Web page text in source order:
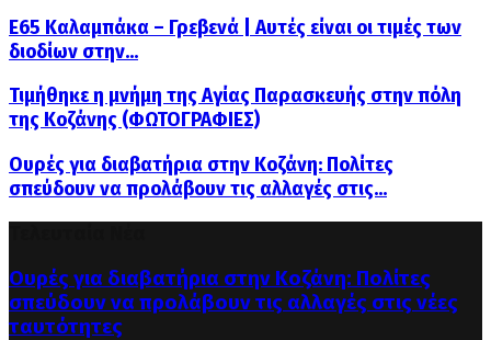
Ε65 Καλαμπάκα – Γρεβενά | Αυτές είναι οι τιμές των
διοδίων στην...
Τιμήθηκε η μνήμη της Αγίας Παρασκευής στην πόλη
της Κοζάνης (ΦΩΤΟΓΡΑΦΙΕΣ)
Ουρές για διαβατήρια στην Κοζάνη: Πολίτες
σπεύδουν να προλάβουν τις αλλαγές στις...
Ουρές για διαβατήρια στην Κοζάνη: Πολίτες
σπεύδουν να προλάβουν τις αλλαγές στις νέες
ταυτότητες